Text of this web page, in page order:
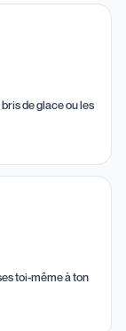
de glace ou les
toi-même à ton